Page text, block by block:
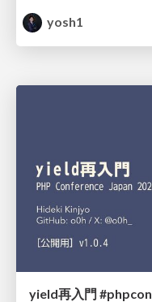
yosh1
yield再入門 #phpcon